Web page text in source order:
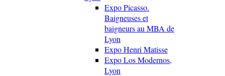
Expo Picasso.
Baigneuses et
baigneurs au MBA de
Lyon
Expo Henri Matisse
Expo Los Modernos,
Lyon